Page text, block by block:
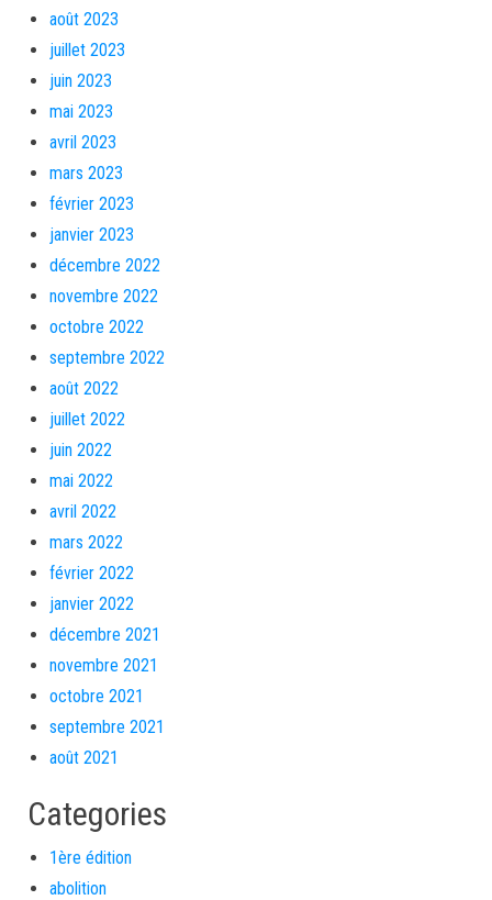
août 2023
juillet 2023
juin 2023
mai 2023
avril 2023
mars 2023
février 2023
janvier 2023
décembre 2022
novembre 2022
octobre 2022
septembre 2022
août 2022
juillet 2022
juin 2022
mai 2022
avril 2022
mars 2022
février 2022
janvier 2022
décembre 2021
novembre 2021
octobre 2021
septembre 2021
août 2021
Categories
1ère édition
abolition